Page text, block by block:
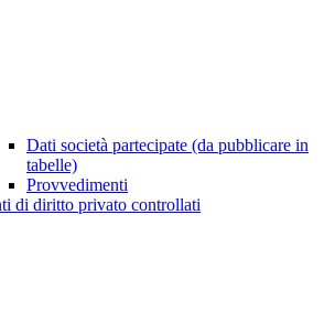
Dati società partecipate (da pubblicare in
tabelle)
Provvedimenti
di diritto privato controllati